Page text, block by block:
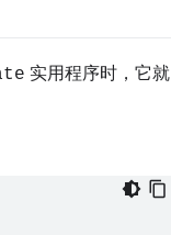
实用程序时，它就